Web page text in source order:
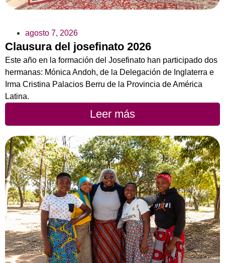
agosto 7, 2026
Clausura del josefinato 2026
Este año en la formación del Josefinato han participado dos
hermanas: Mónica Andoh, de la Delegación de Inglaterra e
Irma Cristina Palacios Berru de la Provincia de América
Latina.
Leer más